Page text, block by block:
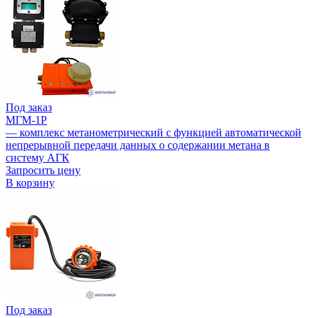
Под заказ
МГМ-1Р
— комплекс метанометрический с функцией автоматической
непрерывной передачи данных о содержании метана в
систему АГК
Запросить цену
В корзину
Под заказ